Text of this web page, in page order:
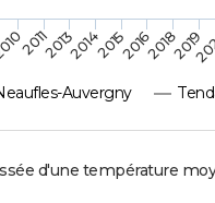
Auvergny
2014
20112013 2015201620182019
d'une température